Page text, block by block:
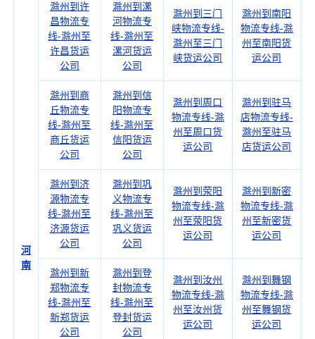
河
南
滁州到许
昌物流专
线-滁州至
许昌货运
公司
滁州到漯
河物流专
线-滁州至
漯河货运
公司
滁州到三门
峡物流专线-
滁州至三门
峡货运公司
滁州到南阳
物流专线-滁
州至南阳货
运公司
滁州到商
丘物流专
线-滁州至
商丘货运
公司
滁州到信
阳物流专
线-滁州至
信阳货运
公司
滁州到周口
物流专线-滁
州至周口货
运公司
滁州到驻马
店物流专线-
滁州至驻马
店货运公司
滁州到济
源物流专
线-滁州至
济源货运
公司
滁州到巩
义物流专
线-滁州至
巩义货运
公司
滁州到荥阳
物流专线-滁
州至荥阳货
运公司
滁州到新密
物流专线-滁
州至新密货
运公司
滁州到新
郑物流专
线-滁州至
新郑货运
公司
滁州到登
封物流专
线-滁州至
登封货运
公司
滁州到汝州
物流专线-滁
州至汝州货
运公司
滁州到舞钢
物流专线-滁
州至舞钢货
运公司